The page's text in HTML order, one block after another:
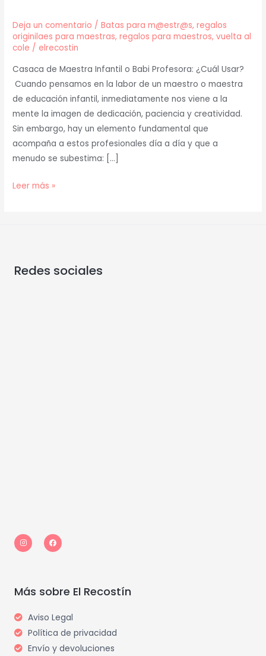
Deja un comentario /Batas para m@estr@s,regalos
originilaes para maestras,regalos para maestros,vuelta al
cole / elrecostin
Casaca de Maestra Infantil o Babi Profesora: ¿Cuál Usar?
Cuando pensamos en la labor de un maestro o maestra
de educación infantil, inmediatamente nos viene a la
mente la imagen de dedicación, paciencia y creatividad.
Sin embargo, hay un elemento fundamental que
acompaña a estos profesionales día a día y que a
menudo se subestima: […]
Leer más »
Redes sociales
n
s
t
m
a
c
e
Más sobre El Recostín
Aviso Legal
Política de privacidad
Envío y devoluciones